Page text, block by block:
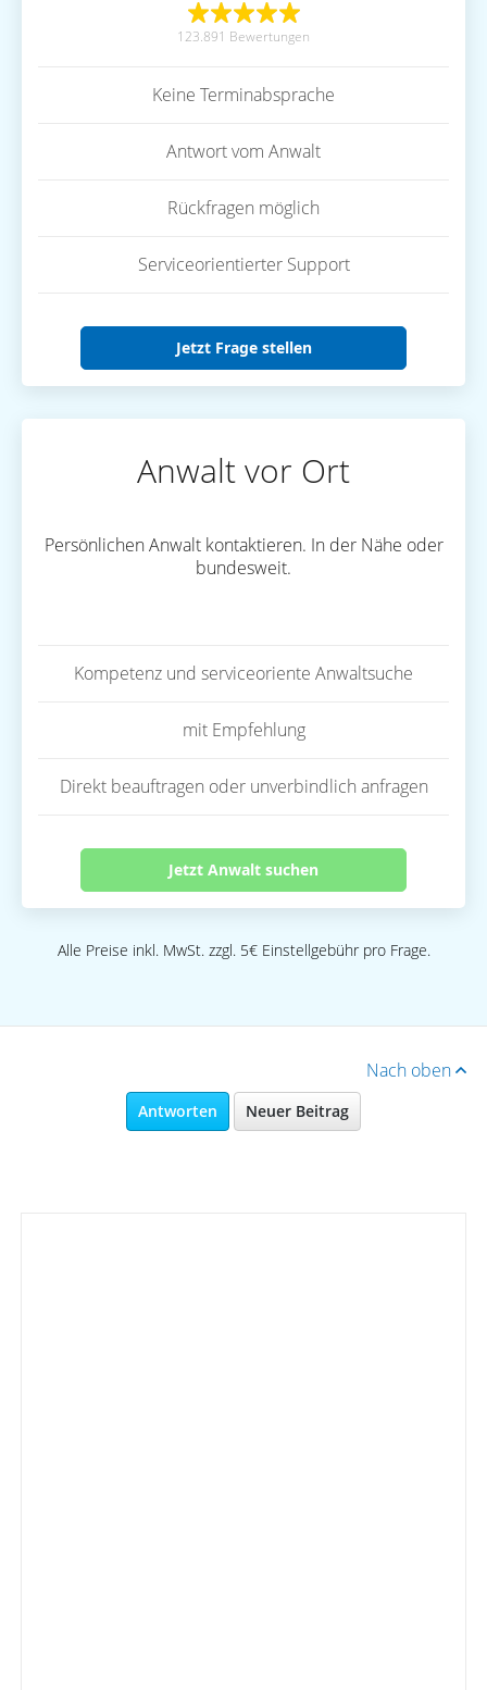
123.891 Bewertungen
Keine Terminabsprache
Antwort vom Anwalt
Rückfragen möglich
Serviceorientierter Support
Jetzt Frage stellen
Anwalt vor Ort
Persönlichen Anwalt kontaktieren. In der Nähe oder
bundesweit.
Kompetenz und serviceoriente Anwaltsuche
mit Empfehlung
Direkt beauftragen oder unverbindlich anfragen
Jetzt Anwalt suchen
Alle Preise inkl. MwSt. zzgl. 5€ Einstellgebühr pro Frage.
Nach oben
Antworten Neuer Beitrag